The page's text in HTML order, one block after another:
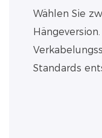
Wählen Sie
Standards